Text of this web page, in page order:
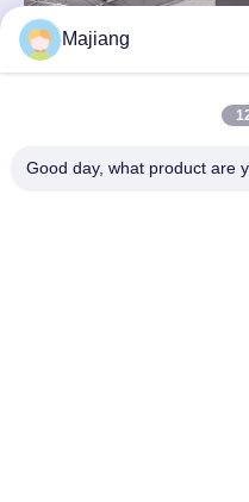
Majiang
Good day, what product are